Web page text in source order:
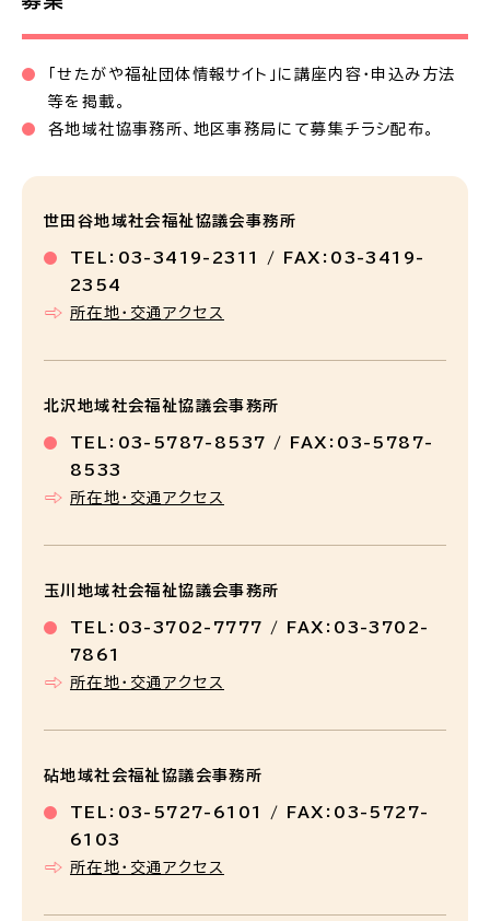
「せたがや福祉団体情報サイト」に講座内容・申込み方法
等を掲載。
各地域社協事務所、地区事務局にて募集チラシ配布。
世田谷地域社会福祉協議会事務所
TEL：03-3419-2311 / FAX：03-3419-
2354
所在地・交通アクセス
北沢地域社会福祉協議会事務所
TEL：03-5787-8537 / FAX：03-5787-
8533
所在地・交通アクセス
玉川地域社会福祉協議会事務所
TEL：03-3702-7777 / FAX：03-3702-
7861
所在地・交通アクセス
砧地域社会福祉協議会事務所
TEL：03-5727-6101 / FAX：03-5727-
6103
所在地・交通アクセス